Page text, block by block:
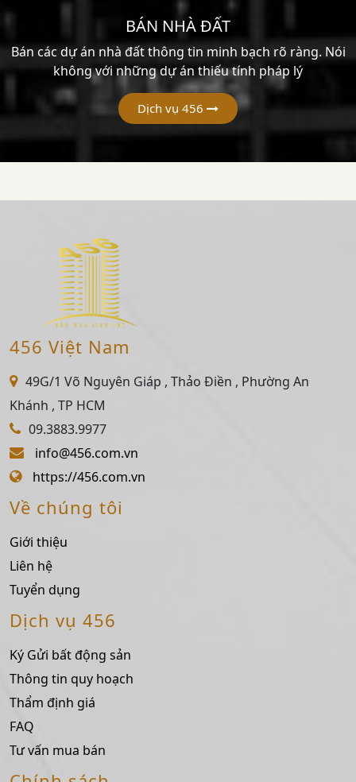
BÁN NHÀ ĐẤT
Bán các dự án nhà đất thông tin minh bạch rõ ràng. Nói
không với những dự án thiếu tính pháp lý
Dịch vụ 456
456 Việt Nam
49G/1 Võ Nguyên Giáp , Thảo Điền , Phường An
Khánh , TP HCM
09.3883.9977
info@456.com.vn
https://456.com.vn
Về chúng tôi
Giới thiệu
Liên hệ
Tuyển dụng
Dịch vụ 456
Ký Gửi bất động sản
Thông tin quy hoạch
Thẩm định giá
FAQ
Tư vấn mua bán